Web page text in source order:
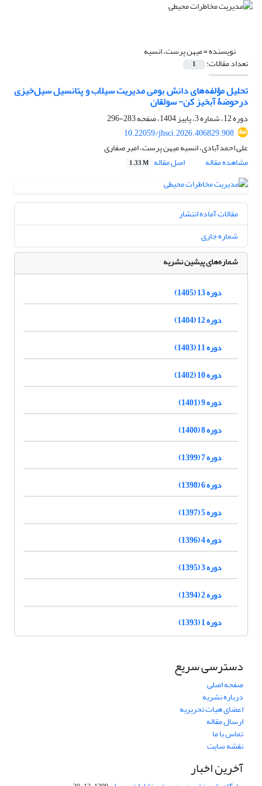
نویسنده =میهن پرست، انسیه
تعداد مقالات: 1
تحلیل مؤلفه‌های دانش بومی مدیریت سیلاب و پتانسیل سیل‌خیزی
درحوضۀ آبخیز کن- سولقان
دوره 12، شماره 3، پاییز 1404، صفحه
283-296
10.22059/jhsci.2026.406829.908
علی احمدآبادی، انسیه میهن پرست، امیر صفاری
مشاهده مقاله
اصل مقاله 1.33 M
مقالات آماده انتشار
شماره جاری
شماره‌های پیشین نشریه
دوره 13 (1405)
دوره 12 (1404)
دوره 11 (1403)
دوره 10 (1402)
دوره 9 (1401)
دوره 8 (1400)
دوره 7 (1399)
دوره 6 (1398)
دوره 5 (1397)
دوره 4 (1396)
دوره 3 (1395)
دوره 2 (1394)
دوره 1 (1393)
دسترسی سریع
صفحه اصلی
درباره نشریه
اعضای هیات تحریریه
ارسال مقاله
تماس با ما
نقشه سایت
آخرین اخبار